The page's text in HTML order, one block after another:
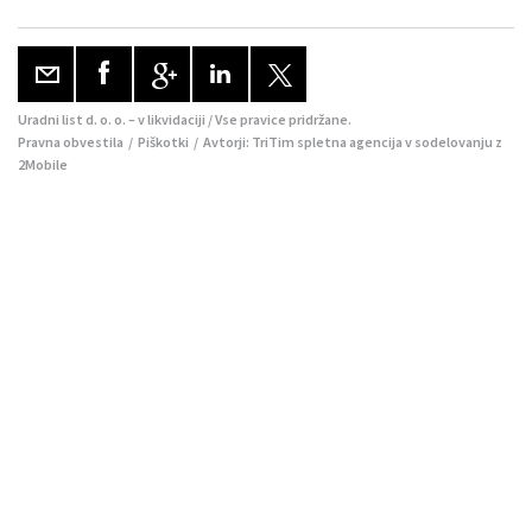
Uradni list d. o. o. – v likvidaciji / Vse pravice pridržane.
Pravna obvestila / Piškotki / Avtorji: TriTim spletna agencija v sodelovanju z
2Mobile